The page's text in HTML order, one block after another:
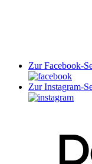
Zur Facebook-
Zur Instagram-